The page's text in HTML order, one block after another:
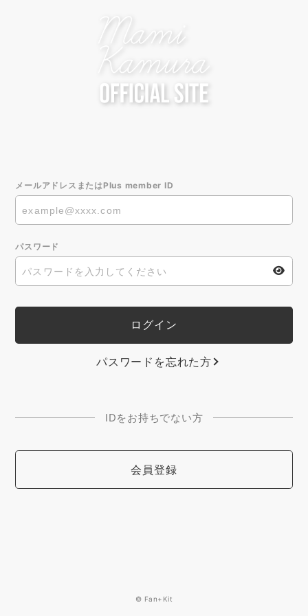
メールアドレスまたはPlus member ID
パスワード
パスワードを忘れた方
IDをお持ちでない方
会員登録
© Fan+Kit